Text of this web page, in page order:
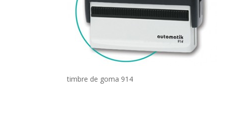
timbre de goma 914